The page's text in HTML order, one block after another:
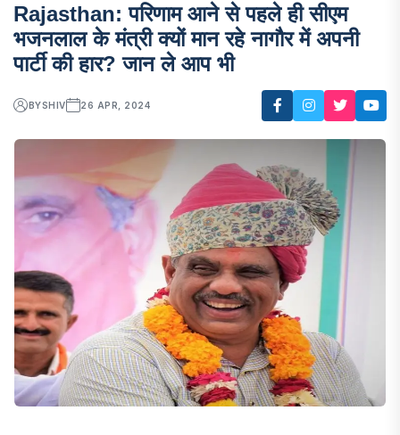
Rajasthan: परिणाम आने से पहले ही सीएम
भजनलाल के मंत्री क्यों मान रहे नागौर में अपनी
पार्टी की हार? जान ले आप भी
BYSHIV 26 APR, 2024